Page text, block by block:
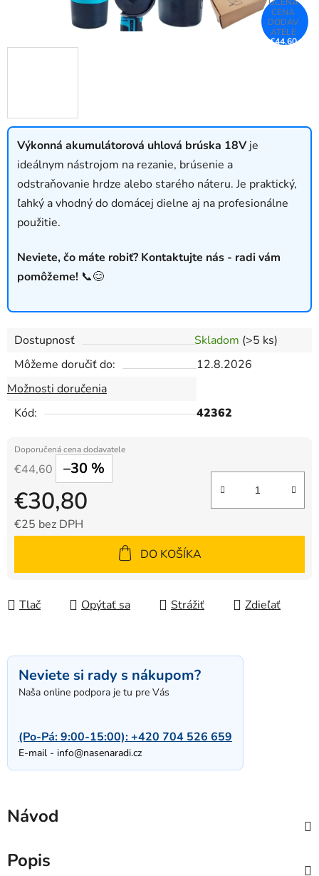
Výkonná akumulátorová uhlová brúska 18V je
ideálnym nástrojom na rezanie, brúsenie a
odstraňovanie hrdze alebo starého náteru. Je praktický,
ľahký a vhodný do domácej dielne aj na profesionálne
použitie.
Neviete, čo máte robiť? Kontaktujte nás - radi vám
pomôžeme! 📞😊
Dostupnosť Skladom (>5 ks)
Môžeme doručiť do:
12.8.2026
Možnosti doručenia
Kód:
42362
€44,60 –30 %
€30,80
€25 bez DPH
DO KOŠÍKA
Tlač Opýtať sa Strážiť Zdieľať
€44,60
Neviete si rady s nákupom?
Naša online podpora je tu pre Vás
(Po-Pá: 9:00-15:00):+420 704 526 659
E-mail - info@nasenaradi.cz
Návod
Popis